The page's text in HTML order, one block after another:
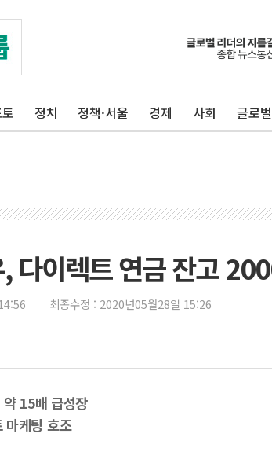
정치 정책·서울 경제 사회 글로
다이렉트 연금 잔고
최종수정 : 2020년05월28일 15:26
15배 급성장
마케팅 호조